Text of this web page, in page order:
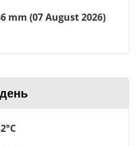
mm (07 August 2026)